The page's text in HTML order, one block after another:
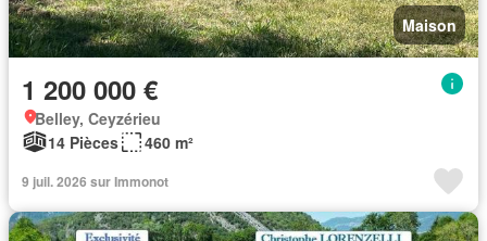
Maison
1 200 000 €
Belley, Ceyzérieu
14 Pièces
460 m²
9 juil. 2026 sur Immonot